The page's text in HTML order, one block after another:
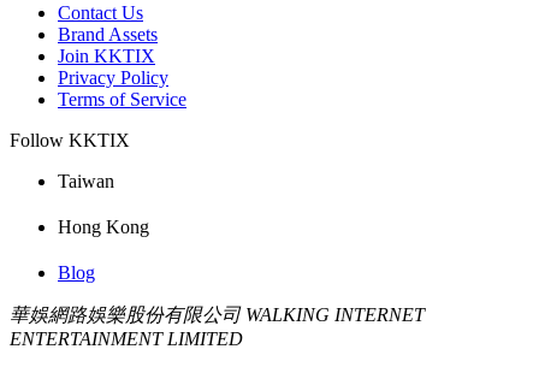
Contact Us
Brand Assets
Join KKTIX
Privacy Policy
Terms of Service
Follow KKTIX
Taiwan
Hong Kong
Blog
華娛網路娛樂股份有限公司 WALKING INTERNET
ENTERTAINMENT LIMITED